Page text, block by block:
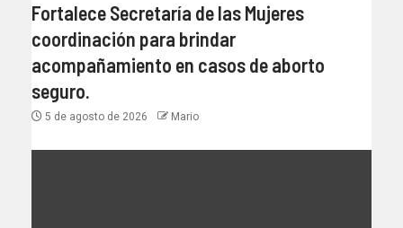
Fortalece Secretaría de las Mujeres
coordinación para brindar
acompañamiento en casos de aborto
seguro.
5 de agosto de 2026 Mario